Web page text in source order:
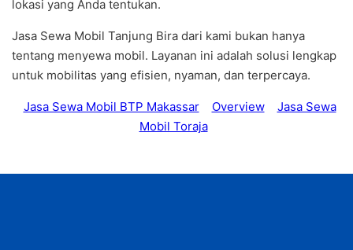
lokasi yang Anda tentukan.
Jasa Sewa Mobil Tanjung Bira dari kami bukan hanya
tentang menyewa mobil. Layanan ini adalah solusi lengkap
untuk mobilitas yang efisien, nyaman, dan terpercaya.
Jasa Sewa Mobil BTP Makassar Overview
Jasa Sewa
Mobil Toraja